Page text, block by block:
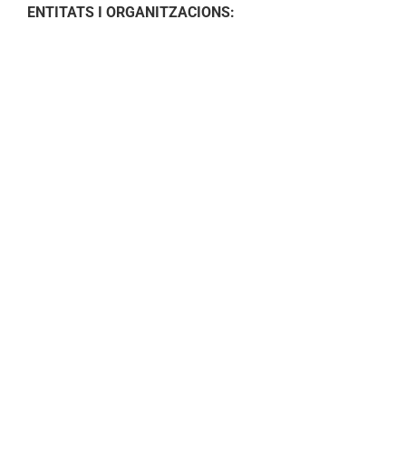
ENTITATS I ORGANITZACIONS: